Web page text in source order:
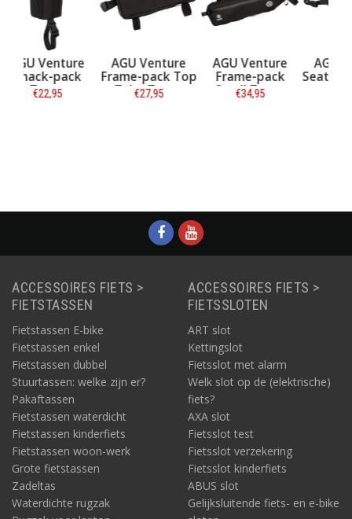
AGU Venture
Frame-pack Top
Tube Zwart
AGU Venture
Frame-pack
Small Zwart
AGU Venture
Seat-pack Zwart
ACCESSOIRES FIETS >
FIETSTASSEN
Fietstassen E-bike
Fietstassen enkel
Fietstassen dubbel
Stuurtassen: welke zijn er?
Pakaftassen
Fietstassen waterdicht
Fietstassen kinderfiets
Fietstassen woon-werk
Grote fietstassen
Zadeltas
Waterdichte rugzak
ACCESSOIRES FIETS >
FIETSSLOTEN
ART slot
Kettingslot
Fietsslot met alarm
Welk slot op de (elektrische)
fiets?
AXA slot
Fietsslot test
Fietsslot verzekering
Fietsslot kinderfiets
ABUS slot
Gelijksluitende fiets- en e-bike